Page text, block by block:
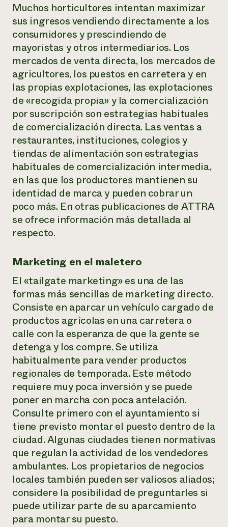
Muchos horticultores intentan maximizar
sus ingresos vendiendo directamente a los
consumidores y prescindiendo de
mayoristas y otros intermediarios. Los
mercados de venta directa, los mercados de
agricultores, los puestos en carretera y en
las propias explotaciones, las explotaciones
de «recogida propia» y la comercialización
por suscripción son estrategias habituales
de comercialización directa. Las ventas a
restaurantes, instituciones, colegios y
tiendas de alimentación son estrategias
habituales de comercialización intermedia,
en las que los productores mantienen su
identidad de marca y pueden cobrar un
poco más. En otras publicaciones de ATTRA
se ofrece información más detallada al
respecto.
Marketing en el maletero
El «tailgate marketing» es una de las
formas más sencillas de marketing directo.
Consiste en aparcar un vehículo cargado de
productos agrícolas en una carretera o
calle con la esperanza de que la gente se
detenga y los compre. Se utiliza
habitualmente para vender productos
regionales de temporada. Este método
requiere muy poca inversión y se puede
poner en marcha con poca antelación.
Consulte primero con el ayuntamiento si
tiene previsto montar el puesto dentro de la
ciudad. Algunas ciudades tienen normativas
que regulan la actividad de los vendedores
ambulantes. Los propietarios de negocios
locales también pueden ser valiosos aliados;
considere la posibilidad de preguntarles si
puede utilizar parte de su aparcamiento
para montar su puesto.